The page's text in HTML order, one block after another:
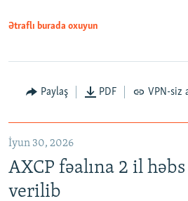
Ətraflı burada oxuyun
Paylaş PDF VPN-siz
İyun 30, 2026
AXCP fəalına 2 il həbs
verilib